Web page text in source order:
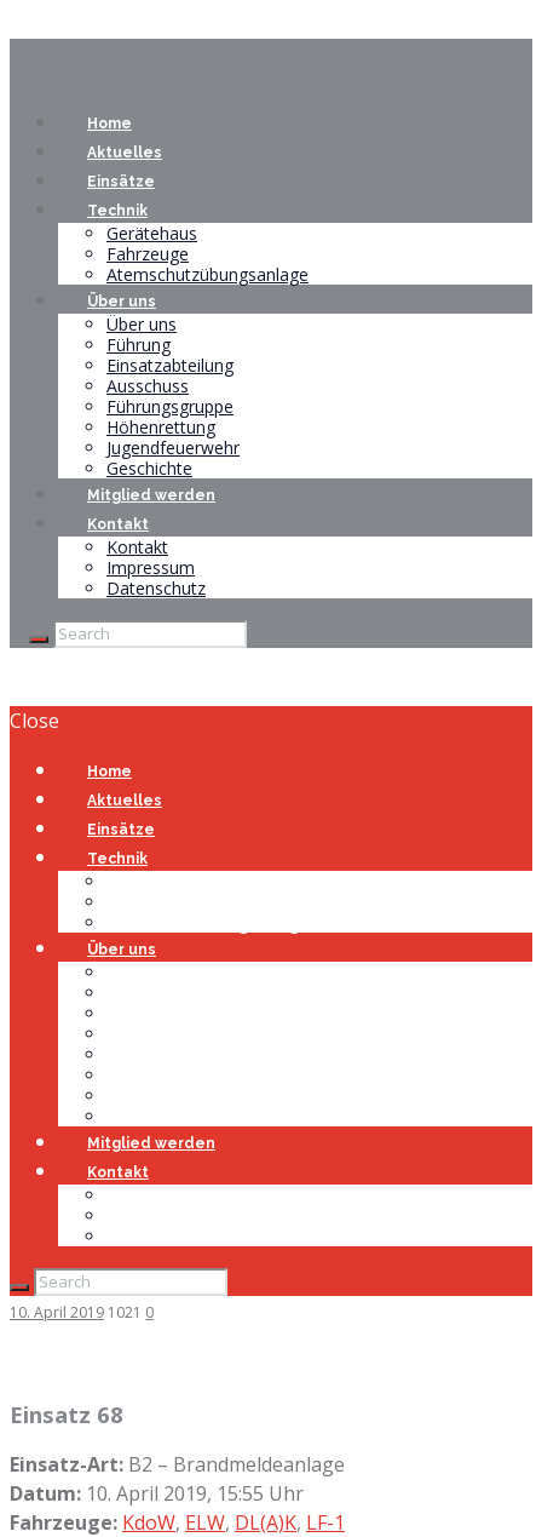
Home
Aktuelles
Einsätze
Technik
Gerätehaus
Fahrzeuge
Atemschutzübungsanlage
Über uns
Über uns
Führung
Einsatzabteilung
Ausschuss
Führungsgruppe
Höhenrettung
Jugendfeuerwehr
Geschichte
Mitglied werden
Kontakt
Kontakt
Impressum
Datenschutz
Close
Home
Aktuelles
Einsätze
Technik
Über uns
Mitglied werden
Kontakt
10. April 2019 1021 0
Einsatz 68
Einsatz-Art: B2 – Brandmeldeanlage
Datum: 10. April 2019, 15:55 Uhr
Fahrzeuge: KdoW, ELW, DL(A)K, LF-1